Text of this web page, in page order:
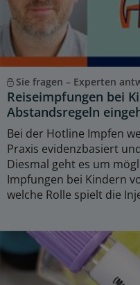
Sie fragen – Experten
Reiseimpfungen bei
Abstandsregeln
Bei der Hotline Impfen
Praxis evidenzbasiert
Diesmal geht es um
Impfungen bei Kindern
welche Rolle spielt die